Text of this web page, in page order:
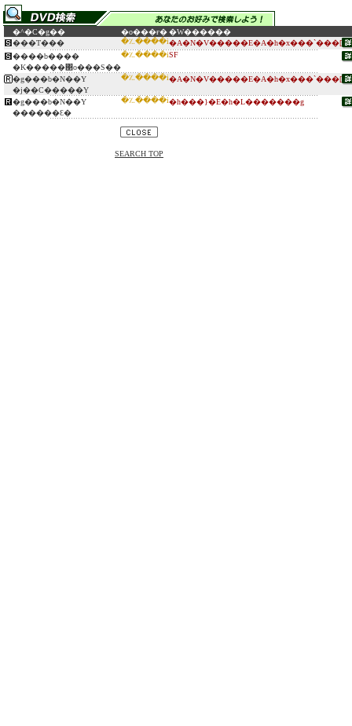
�^�C�g�� �o���ғ��W������
���T���
�؉����i�A�N�V�����E�A�h�x���`���[
����b����
�K�����΃o���S��
�؉����iSF
�g���b�N��Y
�j��C�����Y
�؉����i�A�N�V�����E�A�h�x���`���[
�g���b�N��Y
������Ԑ�
�؉����i�h���}�E�h�L�������g
SEARCH TOP